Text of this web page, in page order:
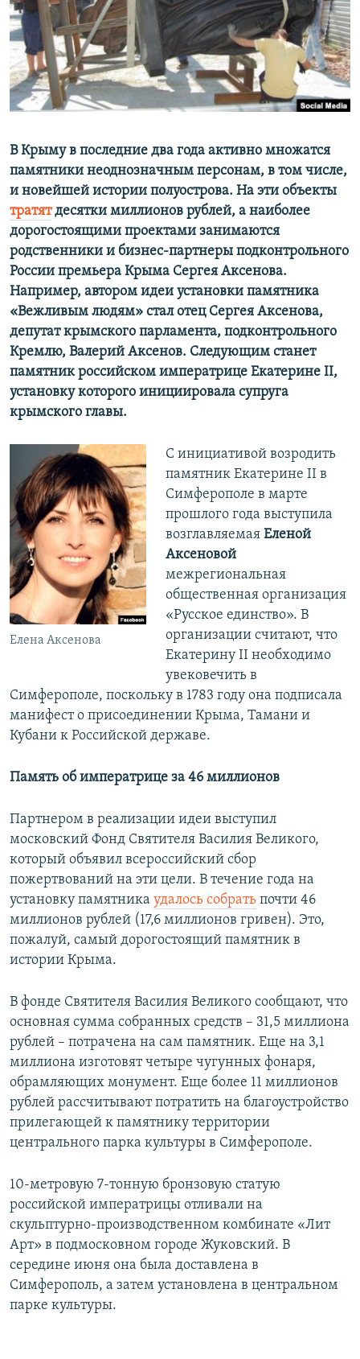
ПОБЕДИТЕЛЕЙ НЕ СУДЯТ?
КРЫМ.НЕПОКОРЕННЫЙ
ELIFBE
УКРАИНСКАЯ ПРОБЛЕМА КРЫМА
ПРИСОЕДИНЯЙТЕСЬ!
В Крыму в последние два года активно множатся
памятники неоднозначным персонам, в том числе,
и новейшей истории полуострова. На эти объекты
тратятдесятки миллионов рублей, а наиболее
дорогостоящими проектами занимаются
родственники и бизнес-партнеры подконтрольного
России премьера Крыма Сергея Аксенова.
Например, автором идеи установки памятника
«Вежливым людям» стал отец Сергея Аксенова,
депутат крымского парламента, подконтрольного
Кремлю, Валерий Аксенов. Следующим станет
памятник российском императрице Екатерине II,
установку которого инициировала супруга
крымского главы.
Елена Аксенова
С инициативой возродить
памятник Екатерине II в
Симферополе в марте
прошлого года выступила
возглавляемая Еленой
Аксеновой
межрегиональная
общественная организация
«Русское единство». В
организации считают, что
Екатерину II необходимо
увековечить в
Симферополе, поскольку в 1783 году она подписала
манифест о присоединении Крыма, Тамани и
Кубани к Российской державе.
Память об императрице за 46 миллионов
Партнером в реализации идеи выступил
московский Фонд Святителя Василия Великого,
который объявил всероссийский сбор
пожертвований на эти цели. В течение года на
установку памятника удалось собрать почти 46
миллионов рублей (17,6 миллионов гривен). Это,
пожалуй, самый дорогостоящий памятник в
истории Крыма.
В фонде Святителя Василия Великого сообщают, что
основная сумма собранных средств – 31,5 миллиона
рублей – потрачена на сам памятник. Еще на 3,1
миллиона изготовят четыре чугунных фонаря,
обрамляющих монумент. Еще более 11 миллионов
рублей рассчитывают потратить на благоустройство
прилегающей к памятнику территории
центрального парка культуры в Симферополе.
10-метровую 7-тонную бронзовую статую
российской императрицы отливали на
скульптурно-производственном комбинате «Лит
Арт» в подмосковном городе Жуковский. В
середине июня она была доставлена в
Симферополь, а затем установлена в центральном
парке культуры.